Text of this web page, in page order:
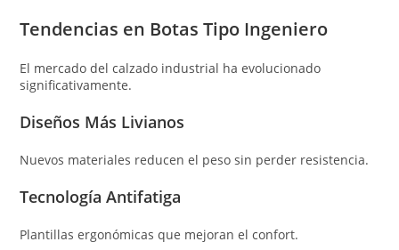
Tendencias en Botas Tipo Ingeniero
El mercado del calzado industrial ha evolucionado
significativamente.
Diseños Más Livianos
Nuevos materiales reducen el peso sin perder resistencia.
Tecnología Antifatiga
Plantillas ergonómicas que mejoran el confort.